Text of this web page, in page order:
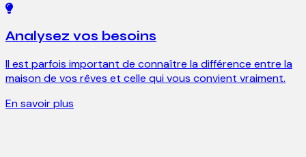
Analysez vos besoins
Il est parfois important de connaître la différence entre la
maison de vos rêves et celle qui vous convient vraiment.
En savoir plus